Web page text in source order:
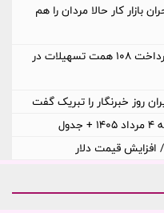
بازار کار حالا مردان را هم
رشد ۷۳ درصدی مصوبات اعتباری و پرداخت ۱۰۸ همت تسهیلات در
روز خبرنگار را تبریک گفت